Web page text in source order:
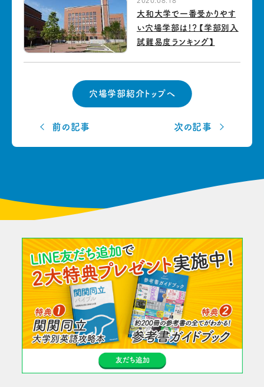
大和大学で一番受かりやす
い穴場学部は！？【学部別入
試難易度ランキング】
前の記事
穴場学部紹介トップへ
次の記事